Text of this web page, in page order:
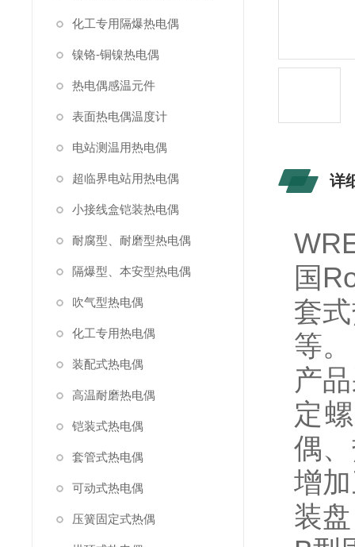
化工专用隔爆热电偶
镍铬-铜镍热电偶
热电偶感温元件
表面热电偶温度计
电站测温用热电偶
超临界电站用热电偶
小接线盒铠装热电偶
耐腐型、耐磨型热电偶
隔爆型、本安型热电偶
吹气型热电偶
化工专用热电偶
装配式热电偶
高温耐磨热电偶
铠装式热电偶
套管式热电偶
可动式热电偶
压簧固定式热偶
详
国
套
等。
产
定
偶
增
装